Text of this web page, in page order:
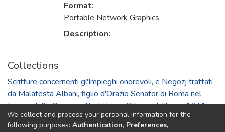
Format:
Portable Network Graphics
Description:
Collections
Scritture concernenti gl'Impieghi onorevoli, e Negozj trattati
da Malatesta Albani, figlio d'Orazio Senator di Roma nel
tempo della Guerra sotto Urbano Ottavo, dall'anno 1641.
fin all'anno 1645
We collect and process your personal information for the
following purposes: Authentication, Preferences,